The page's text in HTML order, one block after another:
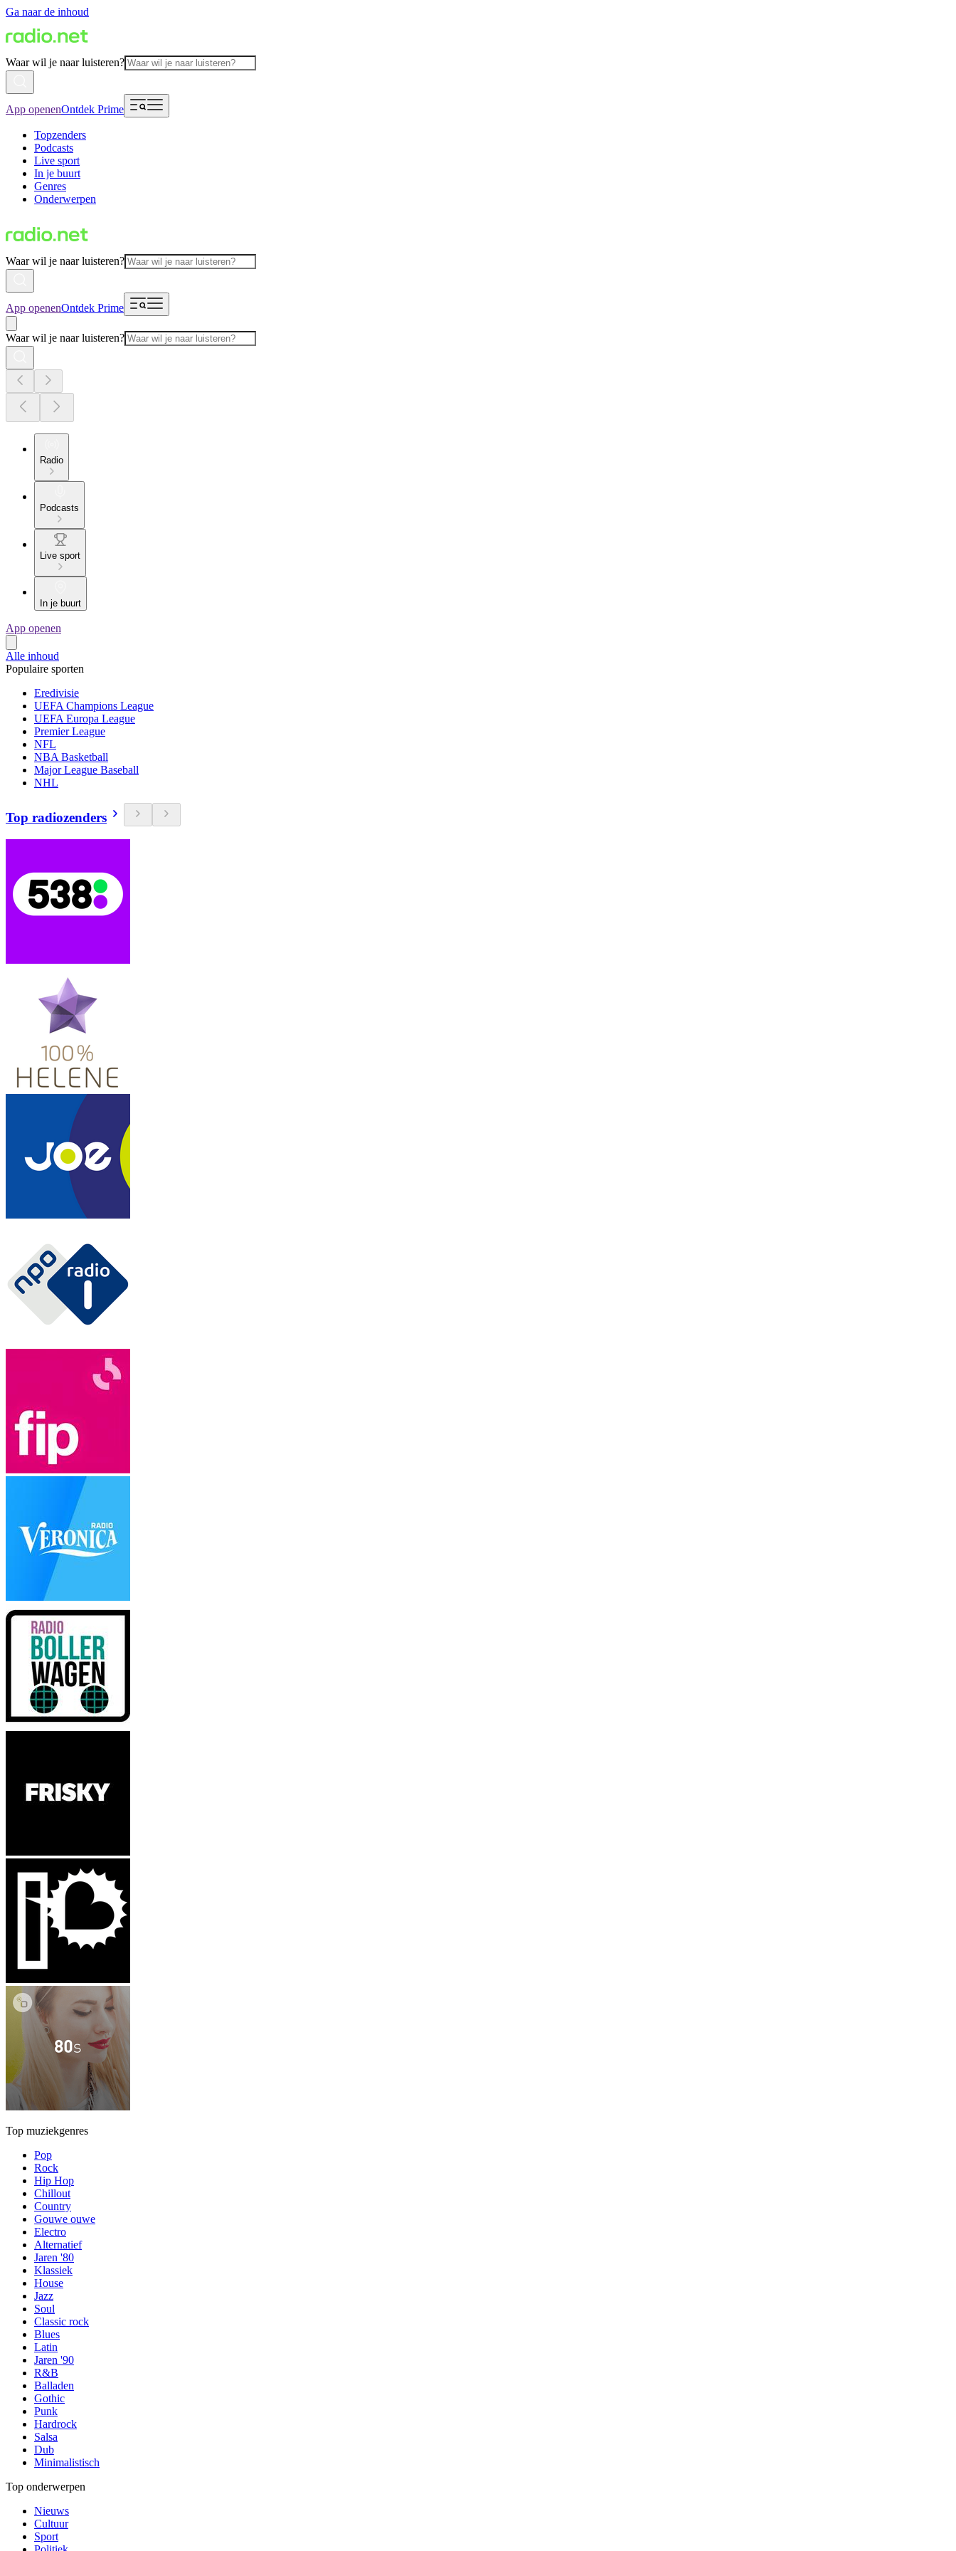
Ga naar de inhoud
Waar wil je naar luisteren?
App openenOntdek Prime
Topzenders
Podcasts
Live sport
In je buurt
Genres
Onderwerpen
Waar wil je naar luisteren?
App openenOntdek Prime
Waar wil je naar luisteren?
Radio
Podcasts
Live sport
In je buurt
App openen
Alle inhoud
Populaire sporten
Eredivisie
UEFA Champions League
UEFA Europa League
Premier League
NFL
NBA Basketball
Major League Baseball
NHL
Top radiozenders
Top muziekgenres
Pop
Rock
Hip Hop
Chillout
Country
Gouwe ouwe
Electro
Alternatief
Jaren '80
Klassiek
House
Jazz
Soul
Classic rock
Blues
Latin
Jaren '90
R&B
Balladen
Gothic
Punk
Hardrock
Salsa
Dub
Minimalistisch
Top onderwerpen
Nieuws
Cultuur
Sport